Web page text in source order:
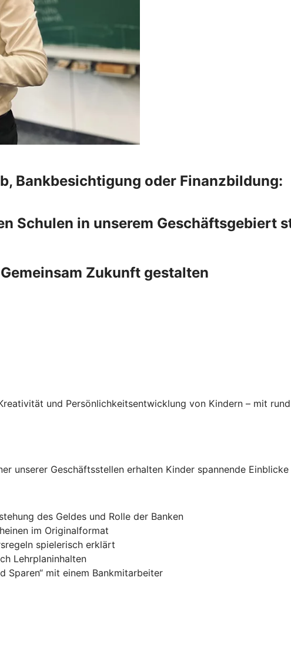
Bankbesichtigung oder Finanzbildung:
Schulen in unserem Geschäftsgebiert
Zukunft gestalten
und Persönlichkeitsentwicklung von Kindern – mit
unserer Geschäftsstellen erhalten Kinder spannende
des Geldes und Rolle der Banken
im Originalformat
spielerisch erklärt
Lehrplaninhalten
Sparen“ mit einem Bankmitarbeiter